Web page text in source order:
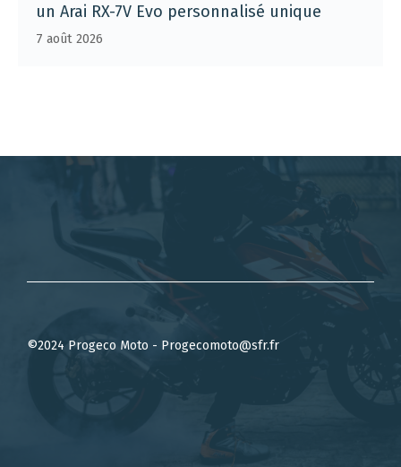
un Arai RX-7V Evo personnalisé unique
7 août 2026
©2024 Progeco Moto - Progecomoto@sfr.fr